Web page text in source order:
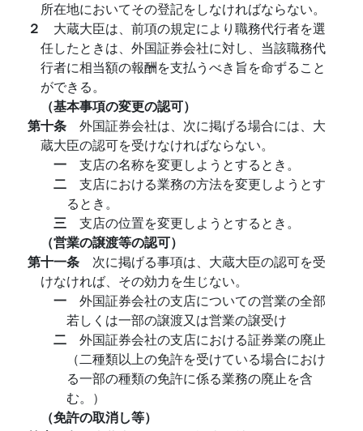
所在地においてその登記をしなければならない。
２ 大蔵大臣は、前項の規定により職務代行者を選
任したときは、外国証券会社に対し、当該職務代
行者に相当額の報酬を支払うべき旨を命ずること
ができる。
（基本事項の変更の認可）
第十条 外国証券会社は、次に掲げる場合には、大
蔵大臣の認可を受けなければならない。
一 支店の名称を変更しようとするとき。
二 支店における業務の方法を変更しようとす
るとき。
三 支店の位置を変更しようとするとき。
（営業の譲渡等の認可）
第十一条 次に掲げる事項は、大蔵大臣の認可を受
けなければ、その効力を生じない。
一 外国証券会社の支店についての営業の全部
若しくは一部の譲渡又は営業の譲受け
二 外国証券会社の支店における証券業の廃止
（二種類以上の免許を受けている場合におけ
る一部の種類の免許に係る業務の廃止を含
む。）
（免許の取消し等）